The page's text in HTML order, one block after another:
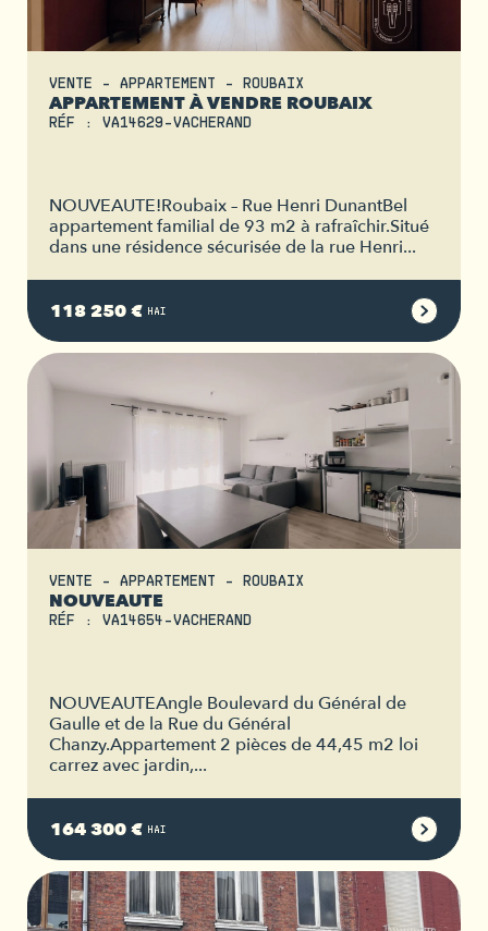
VENTE - APPARTEMENT - ROUBAIX
APPARTEMENT À VENDRE ROUBAIX
RÉF : VA14629-VACHERAND
NOUVEAUTE!Roubaix – Rue Henri DunantBel
appartement familial de 93 m2 à rafraîchir.Situé
dans une résidence sécurisée de la rue Henri...
118 250 € HAI
VENTE - APPARTEMENT - ROUBAIX
NOUVEAUTE
RÉF : VA14654-VACHERAND
NOUVEAUTEAngle Boulevard du Général de
Gaulle et de la Rue du Général
Chanzy.Appartement 2 pièces de 44,45 m2 loi
carrez avec jardin,...
164 300 € HAI